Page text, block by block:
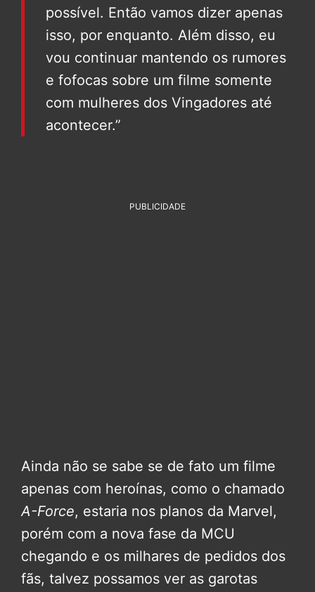
possível. Então vamos dizer apenas
isso, por enquanto. Além disso, eu
vou continuar mantendo os rumores
e fofocas sobre um filme somente
com mulheres dos Vingadores até
acontecer.”
PUBLICIDADE
Ainda não se sabe se de fato um filme
apenas com heroínas, como o chamado
A-Force, estaria nos planos da Marvel,
porém com a nova fase da MCU
chegando e os milhares de pedidos dos
fãs, talvez possamos ver as garotas